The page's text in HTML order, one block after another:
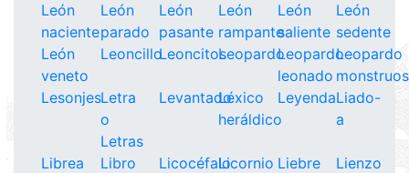
León
naciente
León
parado
León
pasante
León
rampante
León
saliente
León
sedente
León
veneto
LeoncilloLeoncitosLeopardoLeopardo
leonado
Leopardo
LesonjesLetra
o
Letras
LevantadoLéxico
heráldico
LeyendaLiado-
a
Librea Libro LicocéfaloLicornio Liebre
Lienzo